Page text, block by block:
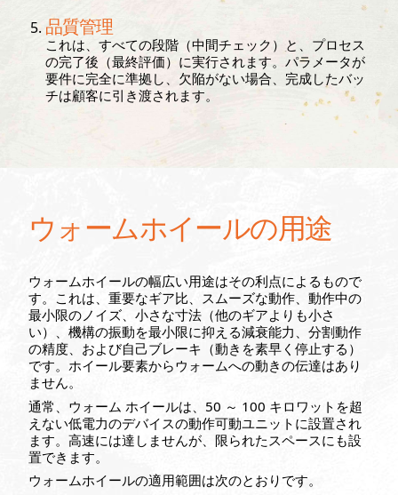
品質管理
これは、すべての段階（中間チェック）と、プロセス
の完了後（最終評価）に実行されます。パラメータが
要件に完全に準拠し、欠陥がない場合、完成したバッ
チは顧客に引き渡されます。
ウォームホイールの用途
ウォームホイールの幅広い用途はその利点によるもので
す。これは、重要なギア比、スムーズな動作、動作中の
最小限のノイズ、小さな寸法（他のギアよりも小さ
い）、機構の振動を最小限に抑える減衰能力、分割動作
の精度、および自己ブレーキ（動きを素早く停止する）
です。ホイール要素からウォームへの動きの伝達はあり
ません。
通常、ウォーム ホイールは、50 ～ 100 キロワットを超
えない低電力のデバイスの動作可動ユニットに設置され
ます。高速には達しませんが、限られたスペースにも設
置できます。
ウォームホイールの適用範囲は次のとおりです。